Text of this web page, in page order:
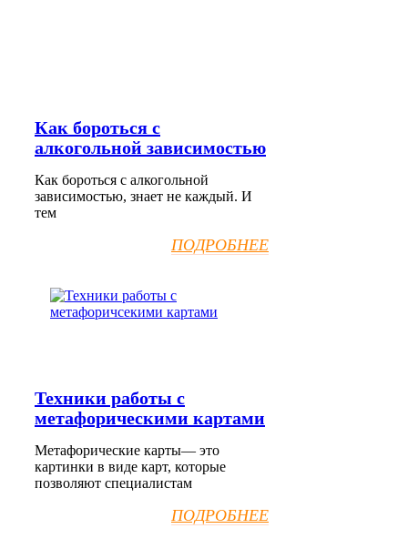
Как бороться с
алкогольной зависимостью
Как бороться с алкогольной
зависимостью, знает не каждый. И
тем
ПОДРОБНЕЕ
Техники работы с
метафорическими картами
Метафорические карты— это
картинки в виде карт, которые
позволяют специалистам
ПОДРОБНЕЕ